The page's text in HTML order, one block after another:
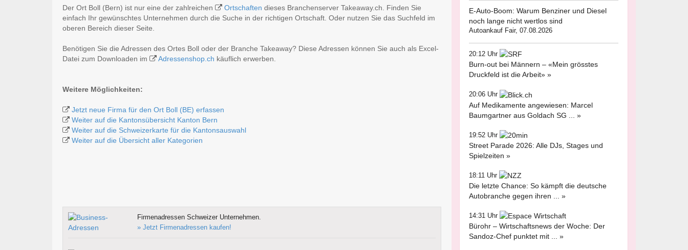
Der Ort Boll (Bern) ist nur eine der zahlreichen Ortschaften dieses Branchenserver Takeaway.ch. Finden Sie
einfach Ihr gewünschtes Unternehmen durch die Suche in der richtigen Ortschaft. Oder nutzen Sie das Suchfeld im
oberen Bereich dieser Seite.
Benötigen Sie die Adressen des Ortes Boll oder der Branche Takeaway? Diese Adressen können Sie auch als Excel-
Datei zum Downloaden im
Adressenshop.ch käuflich erwerben.
Weitere Möglichkeiten:
Jetzt neue Firma für den Ort Boll (BE) erfassen
Weiter auf die Kantonsübersicht Kanton Bern
Weiter auf die Schweizerkarte für die Kantonsauswahl
Weiter auf die Übersicht aller Kategorien
Firmenadressen Schweizer Unternehmen.
» Jetzt Firmenadressen kaufen!
E-Auto-Boom: Warum Benziner und Diesel
noch lange nicht wertlos sind
Autoankauf Fair, 07.08.2026
20:12 Uhr
Burn-out bei Männern – «Mein grösstes
Druckfeld ist die Arbeit» »
20:06 Uhr
Auf Medikamente angewiesen: Marcel
Baumgartner aus Goldach SG ... »
19:52 Uhr
Street Parade 2026: Alle DJs, Stages und
Spielzeiten »
18:11 Uhr
Die letzte Chance: So kämpft die deutsche
Autobranche gegen ihren ... »
14:31 Uhr
Bürohr – Wirtschaftsnews der Woche: Der
Sandoz-Chef punktet mit ... »